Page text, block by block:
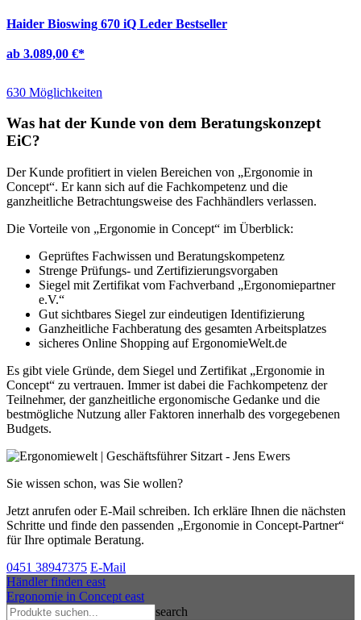
Haider Bioswing 670 iQ Leder Bestseller
ab 3.089,00 €*
630 Möglichkeiten
Was hat der Kunde von dem Beratungskonzept
EiC?
Der Kunde profitiert in vielen Bereichen von „Ergonomie in
Concept“. Er kann sich auf die Fachkompetenz und die
ganzheitliche Betrachtungsweise des Fachhändlers verlassen.
Die Vorteile von „Ergonomie in Concept“ im Überblick:
Geprüftes Fachwissen und Beratungskompetenz
Strenge Prüfungs- und Zertifizierungsvorgaben
Siegel mit Zertifikat vom Fachverband „Ergonomiepartner
e.V.“
Gut sichtbares Siegel zur eindeutigen Identifizierung
Ganzheitliche Fachberatung des gesamten Arbeitsplatzes
sicheres Online Shopping auf ErgonomieWelt.de
Es gibt viele Gründe, dem Siegel und Zertifikat „Ergonomie in
Concept“ zu vertrauen. Immer ist dabei die Fachkompetenz der
Teilnehmer, der ganzheitliche ergonomische Gedanke und die
bestmögliche Nutzung aller Faktoren innerhalb des vorgegebenen
Budgets.
Sie wissen schon, was Sie wollen?
Jetzt anrufen oder E-Mail schreiben. Ich erkläre Ihnen die nächsten
Schritte und finde den passenden „Ergonomie in Concept-Partner“
für Ihre optimale Beratung.
0451 38947375 E-Mail
Händler finden east
Ergonomie in Concept east
search